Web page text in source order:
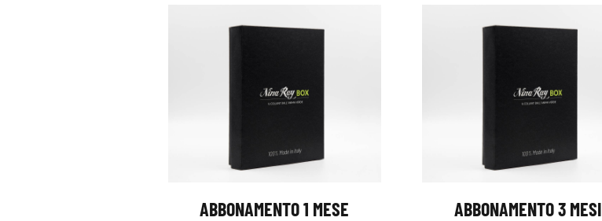
ABBONAMENTO 1 MESE ABBONAMENTO 3 MESI